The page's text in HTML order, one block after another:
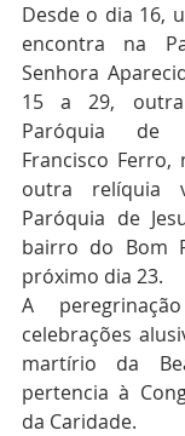
Desde o dia 16,
encontra na
Senhora
15 a 29,
Paróquia de
Francisco Ferro,
outra relíquia
Paróquia de
bairro do Bom
próximo dia 23.
A
celebrações
martírio da
pertencia à
da Caridade.